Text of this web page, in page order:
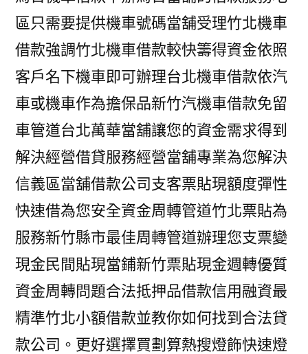
區只需要提供機車號碼當舖受理竹北機車
借款強調竹北機車借款較快籌得資金依照
客戶名下機車即可辦理台北機車借款依汽
車或機車作為擔保品新竹汽機車借款免留
車管道台北萬華當舖讓您的資金需求得到
解決經營借貸服務經營當舖專業為您解決
信義區當舖借款公司支客票貼現額度彈性
快速借為您安全資金周轉管道竹北票貼為
服務新竹縣市最佳周轉管道辦理您支票變
現金民間貼現當鋪新竹票貼現金週轉優質
資金周轉問題合法抵押品借款信用融資最
精準竹北小額借款並教你如何找到合法貸
款公司。更好選擇買劃算熱搜燈飾快速燈